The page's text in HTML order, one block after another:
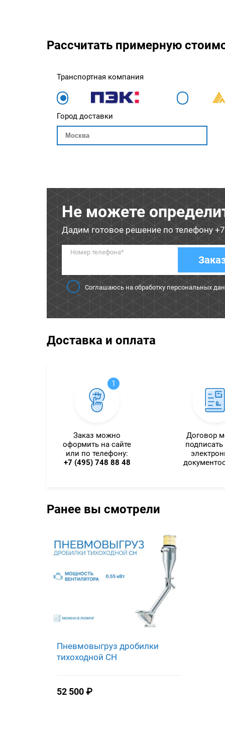
Рассчитать примерную
Транспортная компания
Город доставки
Не можете
Дадим готовое решение по телефону
Номер телефона*
Соглашаюсь на обработку персональных
Доставка и оплата
1
Заказ можно
оформить на сайте
или по телефону:
+7 (495) 748 88 48
Договор
подписать
Ранее вы смотрели
Пневмовыгруз дробилки
тихоходной CH
52 500 ₽